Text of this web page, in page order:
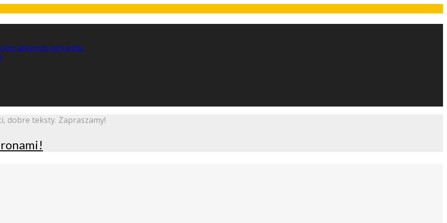
własnego personelu
dobre teksty. Zapraszamy!